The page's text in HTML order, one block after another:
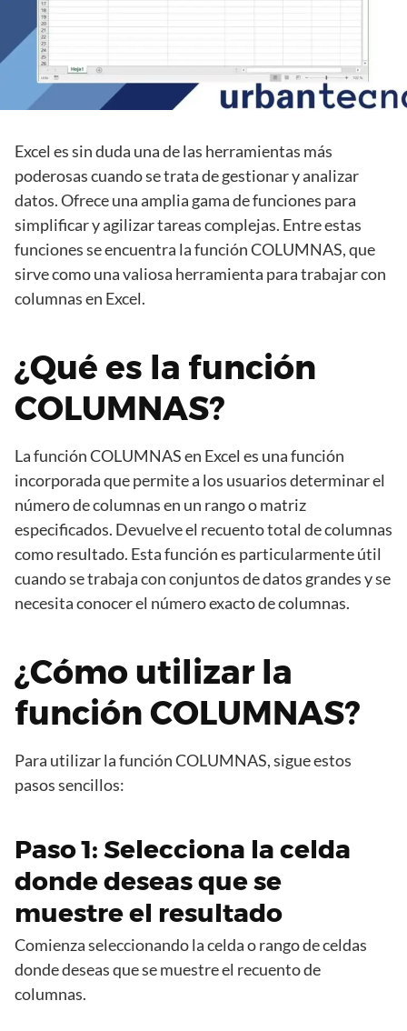
Excel es sin duda una de las herramientas más
poderosas cuando se trata de gestionar y analizar
datos. Ofrece una amplia gama de funciones para
simplificar y agilizar tareas complejas. Entre estas
funciones se encuentra la función COLUMNAS, que
sirve como una valiosa herramienta para trabajar con
columnas en Excel.
¿Qué es la función
COLUMNAS?
La función COLUMNAS en Excel es una función
incorporada que permite a los usuarios determinar el
número de columnas en un rango o matriz
especificados. Devuelve el recuento total de columnas
como resultado. Esta función es particularmente útil
cuando se trabaja con conjuntos de datos grandes y se
necesita conocer el número exacto de columnas.
¿Cómo utilizar la
función COLUMNAS?
Para utilizar la función COLUMNAS, sigue estos
pasos sencillos:
Paso 1: Selecciona la celda
donde deseas que se
muestre el resultado
Comienza seleccionando la celda o rango de celdas
donde deseas que se muestre el recuento de
columnas.